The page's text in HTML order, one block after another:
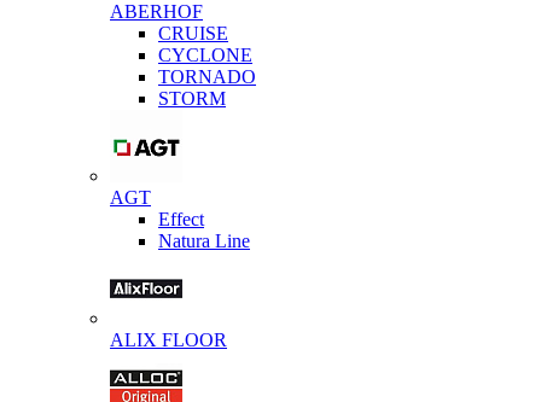
ABERHOF
CRUISE
CYCLONE
TORNADO
STORM
AGT
Effect
Natura Line
ALIX FLOOR